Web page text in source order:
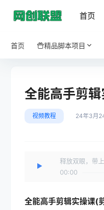
首页
首页 精品脚本项目
全能高手剪
视频教程 24年3月
释放双眼，带
00:00
全能高手剪辑实操课(